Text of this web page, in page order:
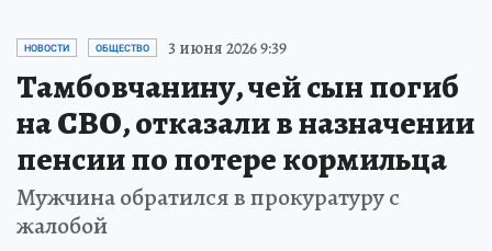
НОВОСТИ ОБЩЕСТВО 3 июня 2026 9:39
Тамбовчанину, чей сын погиб
на СВО, отказали в назначении
пенсии по потере кормильца
Мужчина обратился в прокуратуру с
жалобой